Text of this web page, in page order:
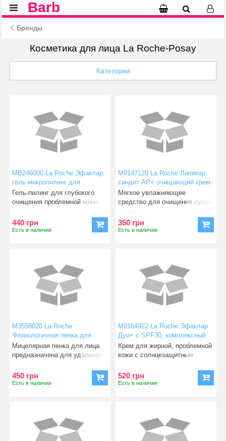
Barb
Бренды
Косметика для лица La Roche-Posay
Категории
МВ246000 La Roche Эфаклар,
гель-микропилинг для
очищения проблемной кожи
200 мл
Гель-пилинг для глубокого
очищения проблемной кожи.
440 грн
Есть в наличии
М9147120 La Roche Липикар
синдет АР+ очищающий крем-
гель для очень сухой кожи
склонной к атопии 200
Мягкое увлажняющее
средство для очищения сухой,
350 грн
Есть в наличии
М3558020 La Roche
Физиологичная пенка для
очищения чувствительной
кожи лица 150 мл
Мицелярная пенка для лица
предназначена для удаления
450 грн
Есть в наличии
М9164922 La Roche Эфаклар
Дуо+ с SPF30, комплексный
коректирующий крем против
несовершенств 40 мл
Крем для жирной, проблемной
кожи с солнцезащитным
520 грн
Есть в наличии